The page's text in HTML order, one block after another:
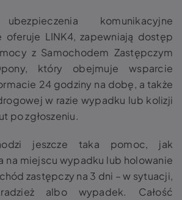
komunikacyjne
oferuje LINK4, zapewniają dostęp
z Samochodem Zastępczym
który obejmuje wsparcie
24 godziny na dobę, a także
w razie wypadku lub kolizji
po zgłoszeniu.
jeszcze taka pomoc, jak
na miejscu wypadku lub holowanie
zastępczy na 3 dni – w sytuacji,
albo wypadek. Całość